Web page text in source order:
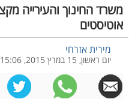
משרד החינוך והעירייה
אוטיסטים
מירית אזרחי
יום ראשון, 15 במרץ 2015, 15:06